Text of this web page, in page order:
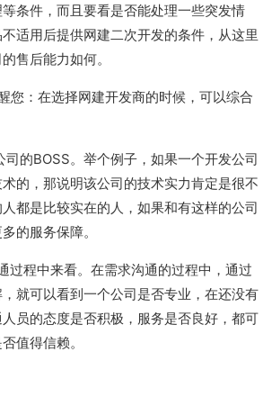
条件，而且要看是否能处理一些突发情
适用后提供网建二次开发的条件，从这里
售后能力如何。
：在选择网建开发商的时候，可以综合
的BOSS。举个例子，如果一个开发公司
的，那说明该公司的技术实力肯定是很不
都是比较实在的人，如果和有这样的公司
的服务保障。
程中来看。在需求沟通的过程中，通过
就可以看到一个公司是否专业，在还没有
员的态度是否积极，服务是否良好，都可
值得信赖。